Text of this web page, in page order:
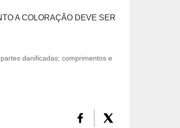
A COLORAÇÃO DEVE SER
danificadas; comprimentos e